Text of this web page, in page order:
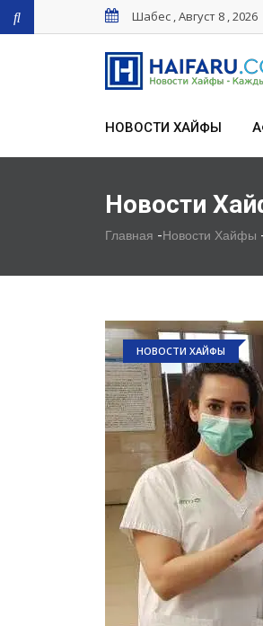
Шабес , Август 8 , 2026
НОВОСТИ ХАЙФЫ
Новости
Главная -Новости Хайфы
НОВОСТИ ХАЙФЫ